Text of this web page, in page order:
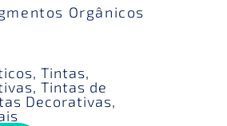
Orgânicos
, Tintas,
, Tintas de
Decorativas,